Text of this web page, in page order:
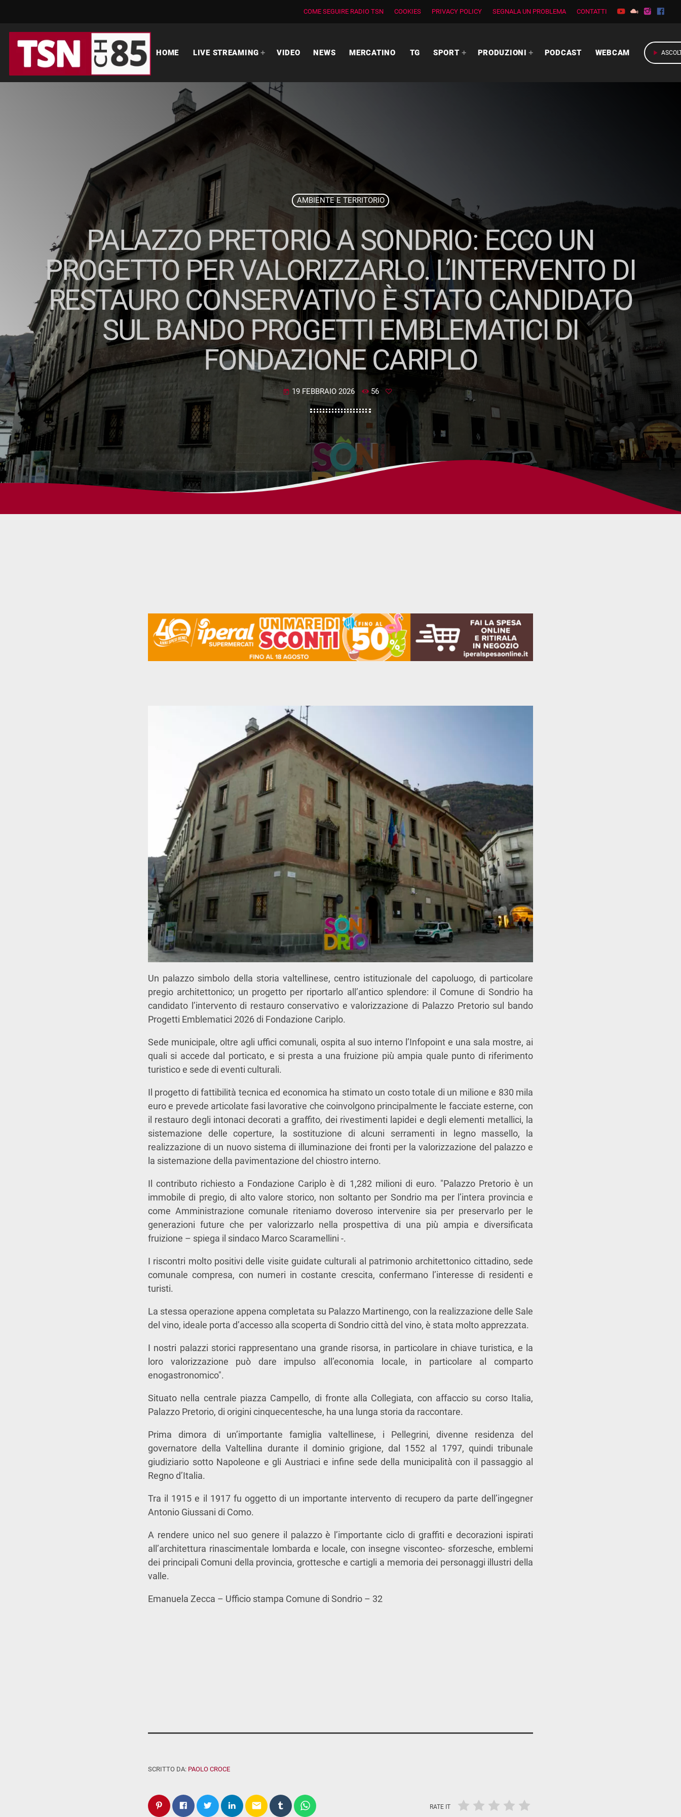
COME SEGUIRE RADIO TSN COOKIES PRIVACY POLICY SEGNALA UN PROBLEMA CONTATTI
HOME LIVE STREAMING VIDEO NEWS MERCATINO TG SPORT PRODUZIONI PODCAST WEBCAM play_arrow
AMBIENTE E TERRITORIO
PALAZZO PRETORIO A SONDRIO: ECCO UN
PROGETTO PER VALORIZZARLO. L’INTERVENTO DI
RESTAURO CONSERVATIVO È STATO CANDIDATO
SUL BANDO PROGETTI EMBLEMATICI DI
FONDAZIONE CARIPLO
today 19 FEBBRAIO 2026 56
Un palazzo simbolo della storia valtellinese, centro istituzionale del capoluogo, di particolare
pregio architettonico; un progetto per riportarlo all’antico splendore: il Comune di Sondrio ha
candidato l’intervento di restauro conservativo e valorizzazione di Palazzo Pretorio sul bando
Progetti Emblematici 2026 di Fondazione Cariplo.
Sede municipale, oltre agli uffici comunali, ospita al suo interno l’Infopoint e una sala mostre, ai
quali si accede dal porticato, e si presta a una fruizione più ampia quale punto di riferimento
turistico e sede di eventi culturali.
Il progetto di fattibilità tecnica ed economica ha stimato un costo totale di un milione e 830 mila
euro e prevede articolate fasi lavorative che coinvolgono principalmente le facciate esterne, con
il restauro degli intonaci decorati a graffito, dei rivestimenti lapidei e degli elementi metallici, la
sistemazione delle coperture, la sostituzione di alcuni serramenti in legno massello, la
realizzazione di un nuovo sistema di illuminazione dei fronti per la valorizzazione del palazzo e
la sistemazione della pavimentazione del chiostro interno.
Il contributo richiesto a Fondazione Cariplo è di 1,282 milioni di euro. "Palazzo Pretorio è un
immobile di pregio, di alto valore storico, non soltanto per Sondrio ma per l’intera provincia e
come Amministrazione comunale riteniamo doveroso intervenire sia per preservarlo per le
generazioni future che per valorizzarlo nella prospettiva di una più ampia e diversificata
fruizione – spiega il sindaco Marco Scaramellini -.
I riscontri molto positivi delle visite guidate culturali al patrimonio architettonico cittadino, sede
comunale compresa, con numeri in costante crescita, confermano l’interesse di residenti e
turisti.
La stessa operazione appena completata su Palazzo Martinengo, con la realizzazione delle Sale
del vino, ideale porta d’accesso alla scoperta di Sondrio città del vino, è stata molto apprezzata.
I nostri palazzi storici rappresentano una grande risorsa, in particolare in chiave turistica, e la
loro valorizzazione può dare impulso all’economia locale, in particolare al comparto
enogastronomico".
Situato nella centrale piazza Campello, di fronte alla Collegiata, con affaccio su corso Italia,
Palazzo Pretorio, di origini cinquecentesche, ha una lunga storia da raccontare.
Prima dimora di un’importante famiglia valtellinese, i Pellegrini, divenne residenza del
governatore della Valtellina durante il dominio grigione, dal 1552 al 1797, quindi tribunale
giudiziario sotto Napoleone e gli Austriaci e infine sede della municipalità con il passaggio al
Regno d’Italia.
Tra il 1915 e il 1917 fu oggetto di un importante intervento di recupero da parte dell’ingegner
Antonio Giussani di Como.
A rendere unico nel suo genere il palazzo è l’importante ciclo di graffiti e decorazioni ispirati
all’architettura rinascimentale lombarda e locale, con insegne visconteo- sforzesche, emblemi
dei principali Comuni della provincia, grottesche e cartigli a memoria dei personaggi illustri della
valle.
Emanuela Zecca – Ufficio stampa Comune di Sondrio – 32
SCRITTO DA: PAOLO CROCE
email RATE IT